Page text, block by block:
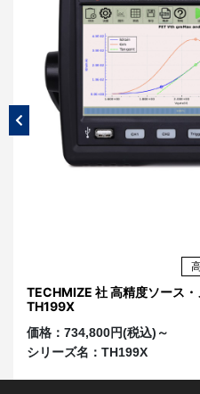
TECHMIZE 社 高精度ソース
TH199X
価格： 734,800円(税込)～
シリーズ名： TH199X